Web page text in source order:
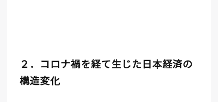
２．コロナ禍を経て生じた日本経済の
構造変化